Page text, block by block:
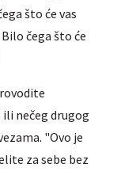
što će vas
čega što će
nečeg drugog
"Ovo je
za sebe bez